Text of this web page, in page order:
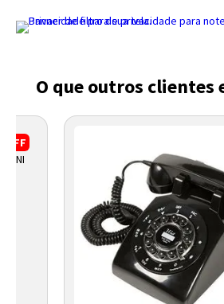
O que outros clientes
OFF
MINI